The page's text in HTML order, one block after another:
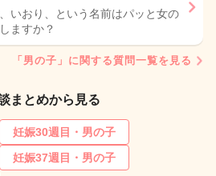
いおり、という名前はパッと女の
ますか？
「男の子」に関する質問一覧を見る
まとめから見る
妊娠30週目・男の子
妊娠37週目・男の子